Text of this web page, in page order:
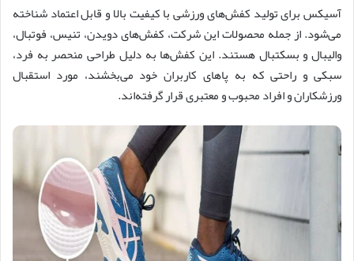
آسیکس برای تولید کفش‌های ورزشی با کیفیت بالا و قابل اعتماد شناخته
می‌شود. از جمله محصولات این شرکت، کفش‌های دویدن، تنیس، فوتبال،
والیبال و بسکتبال هستند. این کفش‌ها به دلیل طراحی منحصر به فرد،
سبکی و راحتی که به پاهای کاربران خود می‌بخشند، مورد استقبال
ورزشکاران و افراد محبوب و معتبری قرار گرفته‌اند.